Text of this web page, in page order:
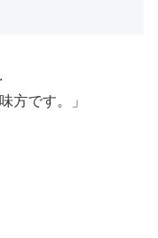
方です。」